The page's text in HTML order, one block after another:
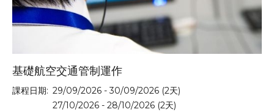
基礎航空交通管制運作
課程日期: 29/09/2026 - 30/09/2026 (2天)
27/10/2026 - 28/10/2026 (2天)